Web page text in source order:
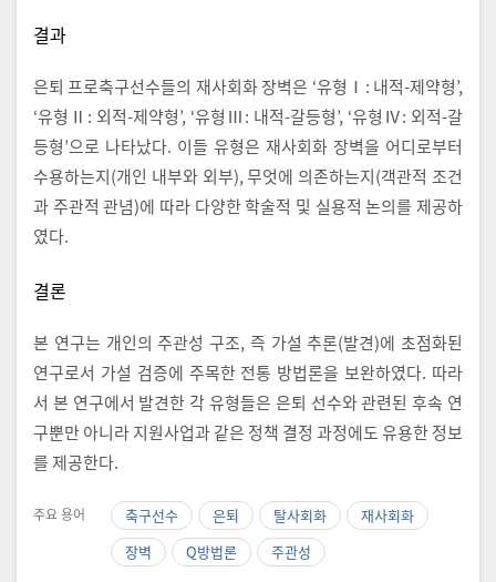
결과
은퇴 프로축구선수들의 재사회화 장벽은 ‘유형Ⅰ: 내적-제약형’,
‘유형Ⅱ: 외적-제약형’, ‘유형Ⅲ: 내적-갈등형’, ‘유형Ⅳ: 외적-갈
등형’으로 나타났다. 이들 유형은 재사회화 장벽을 어디로부터
수용하는지(개인 내부와 외부), 무엇에 의존하는지(객관적 조건
과 주관적 관념)에 따라 다양한 학술적 및 실용적 논의를 제공하
였다.
결론
본 연구는 개인의 주관성 구조, 즉 가설 추론(발견)에 초점화된
연구로서 가설 검증에 주목한 전통 방법론을 보완하였다. 따라
서 본 연구에서 발견한 각 유형들은 은퇴 선수와 관련된 후속 연
구뿐만 아니라 지원사업과 같은 정책 결정 과정에도 유용한 정보
를 제공한다.
주요 용어 축구선수 은퇴 탈사회화
재사회화
장벽
Q방법론 주관성